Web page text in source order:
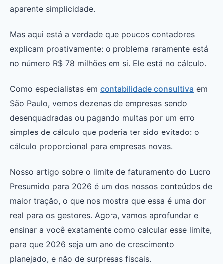
aparente simplicidade.
Mas aqui está a verdade que poucos contadores
explicam proativamente: o problema raramente está
no número R$ 78 milhões em si. Ele está no cálculo.
Como especialistas em contabilidade consultiva em
São Paulo, vemos dezenas de empresas sendo
desenquadradas ou pagando multas por um erro
simples de cálculo que poderia ter sido evitado: o
cálculo proporcional para empresas novas.
Nosso artigo sobre o limite de faturamento do Lucro
Presumido para 2026 é um dos nossos conteúdos de
maior tração, o que nos mostra que essa é uma dor
real para os gestores. Agora, vamos aprofundar e
ensinar a você exatamente como calcular esse limite,
para que 2026 seja um ano de crescimento
planejado, e não de surpresas fiscais.